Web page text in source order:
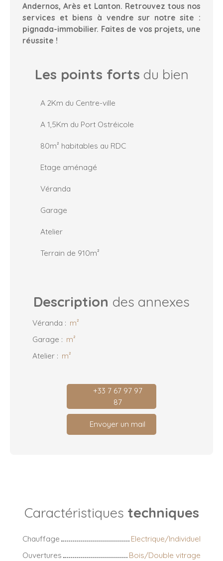
Andernos, Arès et Lanton. Retrouvez tous nos
services et biens à vendre sur notre site :
pignada-immobilier. Faites de vos projets, une
réussite !
Les points forts du bien
A 2Km du Centre-ville
A 1,5Km du Port Ostréicole
80m² habitables au RDC
Etage aménagé
Véranda
Garage
Atelier
Terrain de 910m²
Description des annexes
Véranda : m²
Garage : m²
Atelier : m²
+33 7 67 97 97
87
Envoyer un mail
Caractéristiques techniques
Chauffage
Electrique/Individuel
Ouvertures
Bois/Double vitrage